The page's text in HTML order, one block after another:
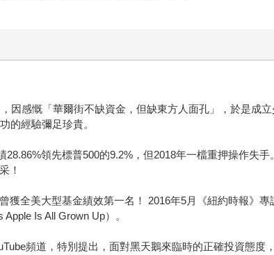
因感慨「華爾街不缺資金，但缺東方人面孔」，於是成
的經驗彌足珍貴。
領先標普500的9.2%，但2018年一檔重押操作失
！
全美大型基金績效第一名！ 2016年5月《紐約時報》
Is All Grown Up）。
頻道，特別提出，面對黑天鵝來臨時的正確投資態